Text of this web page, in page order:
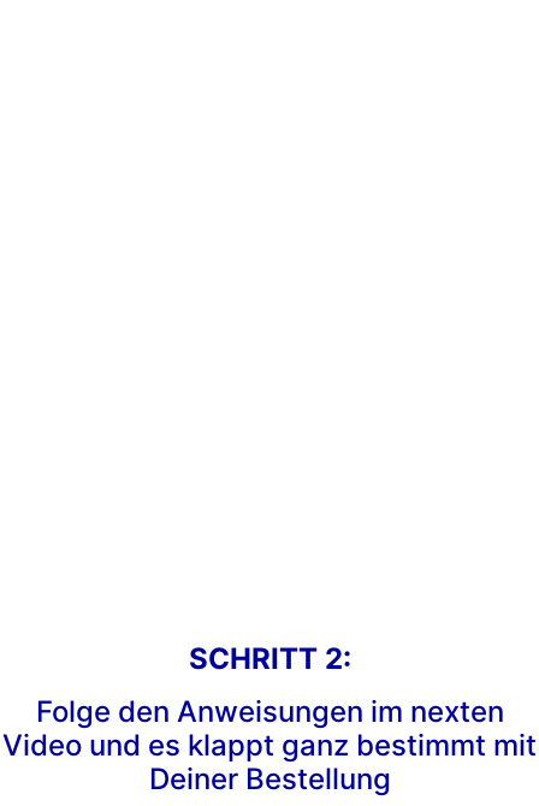
SCHRITT 2:
Folge den Anweisungen im nexten
Video und es klappt ganz bestimmt mit
Deiner Bestellung